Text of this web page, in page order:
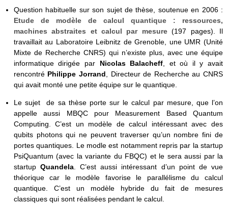
Question habituelle sur son sujet de thèse, soutenue en 2006 :
Etude de modèle de calcul quantique : ressources,
machines abstraites et calcul par mesure(197 pages). Il
travaillait au Laboratoire Leibnitz de Grenoble, une UMR (Unité
Mixte de Recherche CNRS) qui n’existe plus, avec une équipe
informatique dirigée par Nicolas Balacheff , et où il y avait
rencontré Philippe Jorrand , Directeur de Recherche au CNRS
qui avait monté une petite équipe sur le quantique.
Le sujet de sa thèse porte sur le calcul par mesure, que l’on
appelle aussi MBQC pour Measurement Based Quantum
Computing. C’est un modèle de calcul intéressant avec des
qubits photons qui ne peuvent traverser qu’un nombre fini de
portes quantiques. Le modle est notamment repris par la startup
PsiQuantum (avec la variante du FBQC) et le sera aussi par la
startupQuandela. C’est aussi intéressant d’un point de vue
théorique car le modèle favorise le parallélisme du calcul
quantique. C’est un modèle hybride du fait de mesures
classiques qui sont réalisées pendant le calcul.